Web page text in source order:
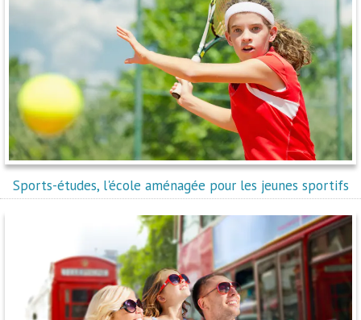
Sports-études, l'école aménagée pour les jeunes sportifs